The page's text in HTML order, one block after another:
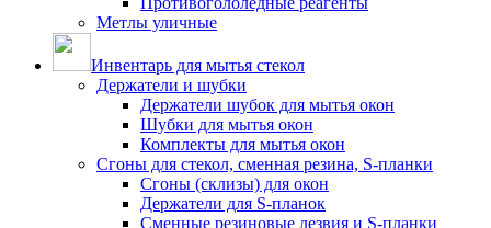
Метлы уличные
Инвентарь для мытья стекол
Держатели и шубки
Держатели шубок для мытья окон
Шубки для мытья окон
Комплекты для мытья окон
Сгоны для стекол, сменная резина, S-планки
Сгоны (склизы) для окон
Держатели для S-планок
Сменные резиновые лезвия и S-планки